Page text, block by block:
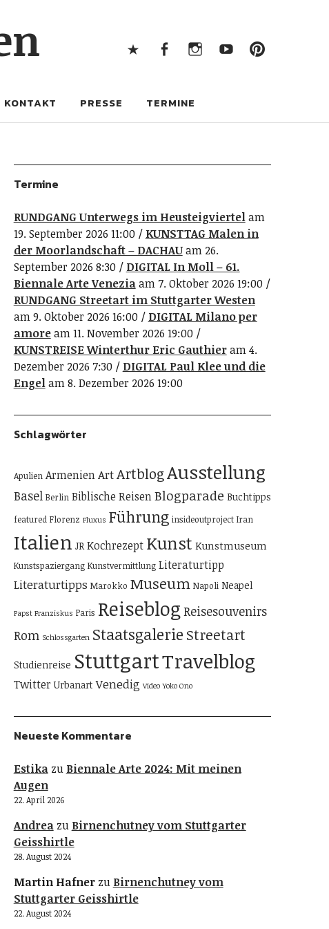
KONTAKT PRESSE TERMINE
Termine
RUNDGANG Unterwegs im Heusteigviertelam
19. September 2026 11:00
KUNSTTAG Malen in
der Moorlandschaft – DACHAUam 26.
September 2026 8:30
DIGITAL In Moll – 61.
Biennale Arte Veneziaam 7. Oktober 2026 19:00
RUNDGANG Streetart im Stuttgarter Westen
am 9. Oktober 2026 16:00
DIGITAL Milano per
amoream 11. November 2026 19:00
KUNSTREISE Winterthur Eric Gauthieram 4.
Dezember 2026 7:30
DIGITAL Paul Klee und die
Engelam 8. Dezember 2026 19:00
Schlagwörter
Apulien ArmenienArtArtblogAusstellung
Basel Berlin Biblische ReisenBlogparade Buchtipps
featured Florenz Fluxus Führung insideoutproject Iran
Italien JR Kochrezept Kunst Kunstmuseum
Kunstspaziergang Kunstvermittlung Literaturtipp
Literaturtipps Marokko Museum Napoli Neapel
Papst Franziskus Paris Reiseblog Reisesouvenirs
Rom Schlossgarten Staatsgalerie Streetart
Studienreise StuttgartTravelblog
Twitter Urbanart Venedig Video Yoko Ono
Neueste Kommentare
Estikazu Biennale Arte 2024: Mit meinen
Augen
22. April 2026
Andreazu Birnenchutney vom Stuttgarter
Geisshirtle
28. August 2024
Martin Hafnerzu Birnenchutney vom
Stuttgarter Geisshirtle
22. August 2024